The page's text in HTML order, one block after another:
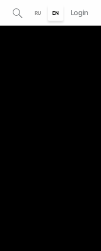
RU EN Login